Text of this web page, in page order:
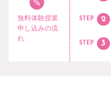
無料体験授業
申し込みの流
れ
STEP
STEP